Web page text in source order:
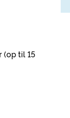
(op til 15